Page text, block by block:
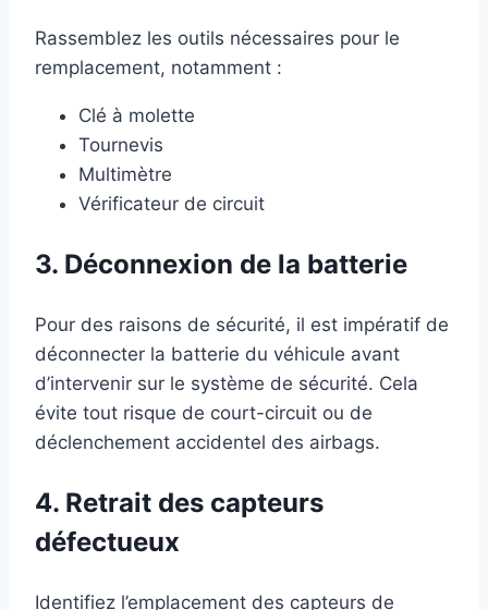
Rassemblez les outils nécessaires pour le
remplacement, notamment :
Clé à molette
Tournevis
Multimètre
Vérificateur de circuit
3. Déconnexion de la batterie
Pour des raisons de sécurité, il est impératif de
déconnecter la batterie du véhicule avant
d’intervenir sur le système de sécurité. Cela
évite tout risque de court-circuit ou de
déclenchement accidentel des airbags.
4. Retrait des capteurs
défectueux
Identifiez l’emplacement des capteurs de